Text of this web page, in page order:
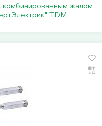
комбинированным жалом
TDM